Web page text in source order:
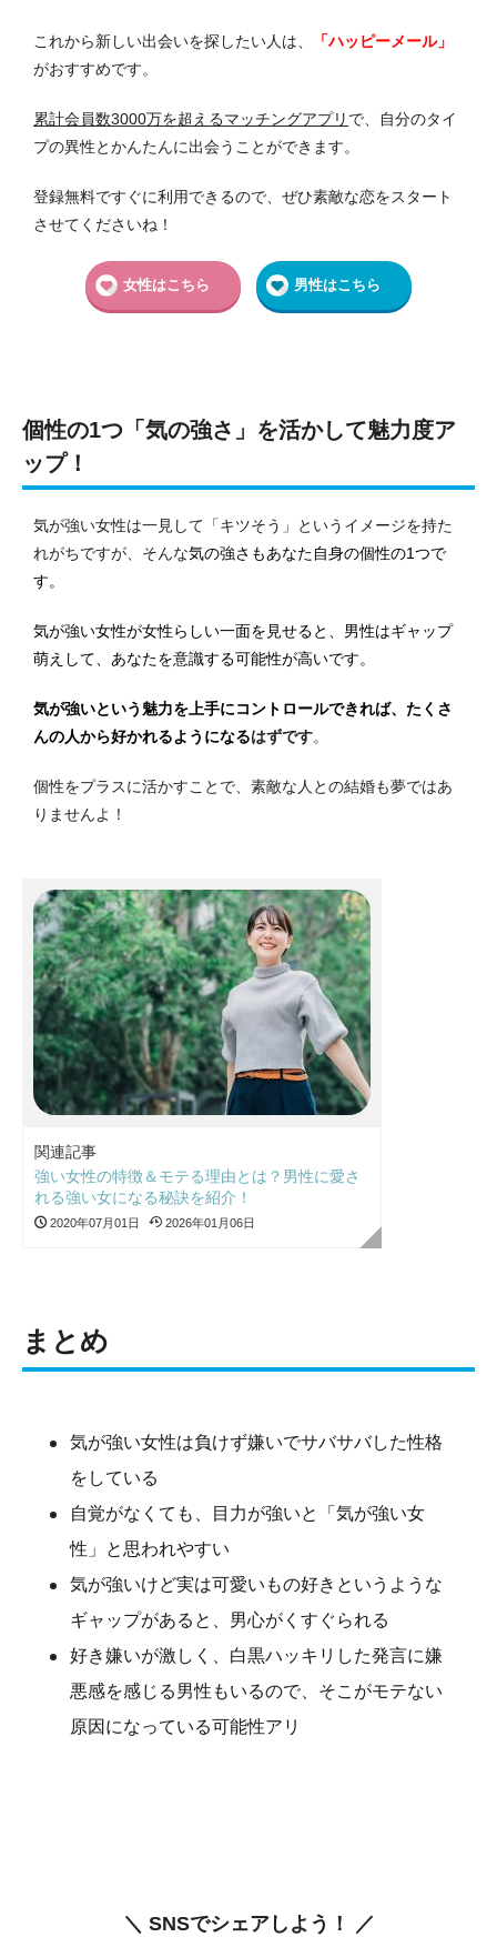
これから新しい出会いを探したい人は、 「ハッピーメール」
がおすすめです。
累計会員数3000万を超えるマッチングアプリ で、自分のタイ
プの異性とかんたんに出会うことができます。
登録無料ですぐに利用できるので、ぜひ素敵な恋をスタート
させてくださいね！
女性はこちら 男性はこちら
個性の1つ「気の強さ」を活かして魅力度ア
ップ！
気が強い女性は一見して「キツそう」というイメージを持た
れがちですが、そんな気の強さもあなた自身の個性の1つで
す。
気が強い女性が女性らしい一面を見せると、男性はギャップ
萌えして、あなたを意識する可能性が高いです。
気が強いという魅力を上手にコントロールできれば、たくさ
んの人から好かれるようになるはずです。
個性をプラスに活かすことで、素敵な人との結婚も夢ではあ
りませんよ！
関連記事
強い女性の特徴＆モテる理由とは？男性に愛さ
れる強い女になる秘訣を紹介！
2020年07月01日 2026年01月06日
まとめ
気が強い女性は負けず嫌いでサバサバした性格
をしている
自覚がなくても、目力が強いと「気が強い女
性」と思われやすい
気が強いけど実は可愛いもの好きというような
ギャップがあると、男心がくすぐられる
好き嫌いが激しく、白黒ハッキリした発言に嫌
悪感を感じる男性もいるので、そこがモテない
原因になっている可能性アリ
＼ SNSでシェアしよう！ ／